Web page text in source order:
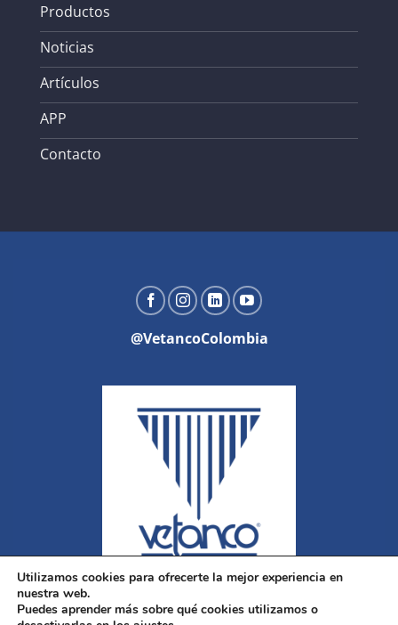
Productos
Noticias
Artículos
APP
Contacto
@VetancoColombia
Utilizamos cookies para ofrecerte la mejor experiencia en
nuestra web.
Puedes aprender más sobre qué cookies utilizamos o